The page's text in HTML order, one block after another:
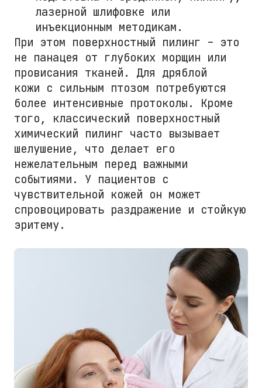
лазерной шлифовке или
инъекционным методикам.
При этом поверхностный пилинг – это
не панацея от глубоких морщин или
провисания тканей. Для дряблой
кожи с сильным птозом потребуются
более интенсивные протоколы. Кроме
того, классический поверхностный
химический пилинг часто вызывает
шелушение, что делает его
нежелательным перед важными
событиями. У пациентов с
чувствительной кожей он может
спровоцировать раздражение и стойкую
эритему.